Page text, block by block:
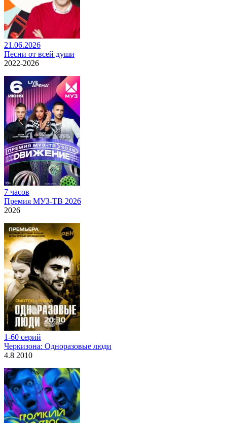
21.06.2026
Песни от всей души
2022-2026
7 часов
Премия МУЗ-ТВ 2026
2026
1-60 серий
Черкизона: Одноразовые люди
4.8 2010